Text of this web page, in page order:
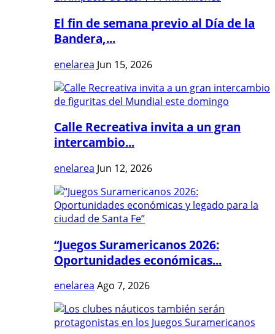
El fin de semana previo al Día de la
Bandera,...
enelarea Jun 15, 2026
Calle Recreativa invita a un gran
intercambio...
enelarea Jun 12, 2026
“Juegos Suramericanos 2026:
Oportunidades económicas...
enelarea Ago 7, 2026